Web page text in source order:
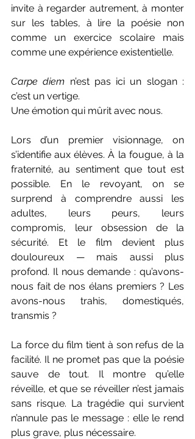
invite à regarder autrement, à monter
sur les tables, à lire la poésie non
comme un exercice scolaire mais
comme une expérience existentielle.
Carpe diem n’est pas ici un slogan :
c’est un vertige.
Une émotion qui mûrit avec nous.
Lors d’un premier visionnage, on
s’identifie aux élèves. À la fougue, à la
fraternité, au sentiment que tout est
possible. En le revoyant, on se
surprend à comprendre aussi les
adultes, leurs peurs, leurs
compromis, leur obsession de la
sécurité. Et le film devient plus
douloureux — mais aussi plus
profond. Il nous demande : qu’avons-
nous fait de nos élans premiers ? Les
avons-nous trahis, domestiqués,
transmis ?
La force du film tient à son refus de la
facilité. Il ne promet pas que la poésie
sauve de tout. Il montre qu’elle
réveille, et que se réveiller n’est jamais
sans risque. La tragédie qui survient
n’annule pas le message : elle le rend
plus grave, plus nécessaire.